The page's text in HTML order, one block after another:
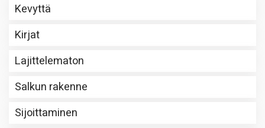
Kevyttä
Kirjat
Lajittelematon
Salkun rakenne
Sijoittaminen